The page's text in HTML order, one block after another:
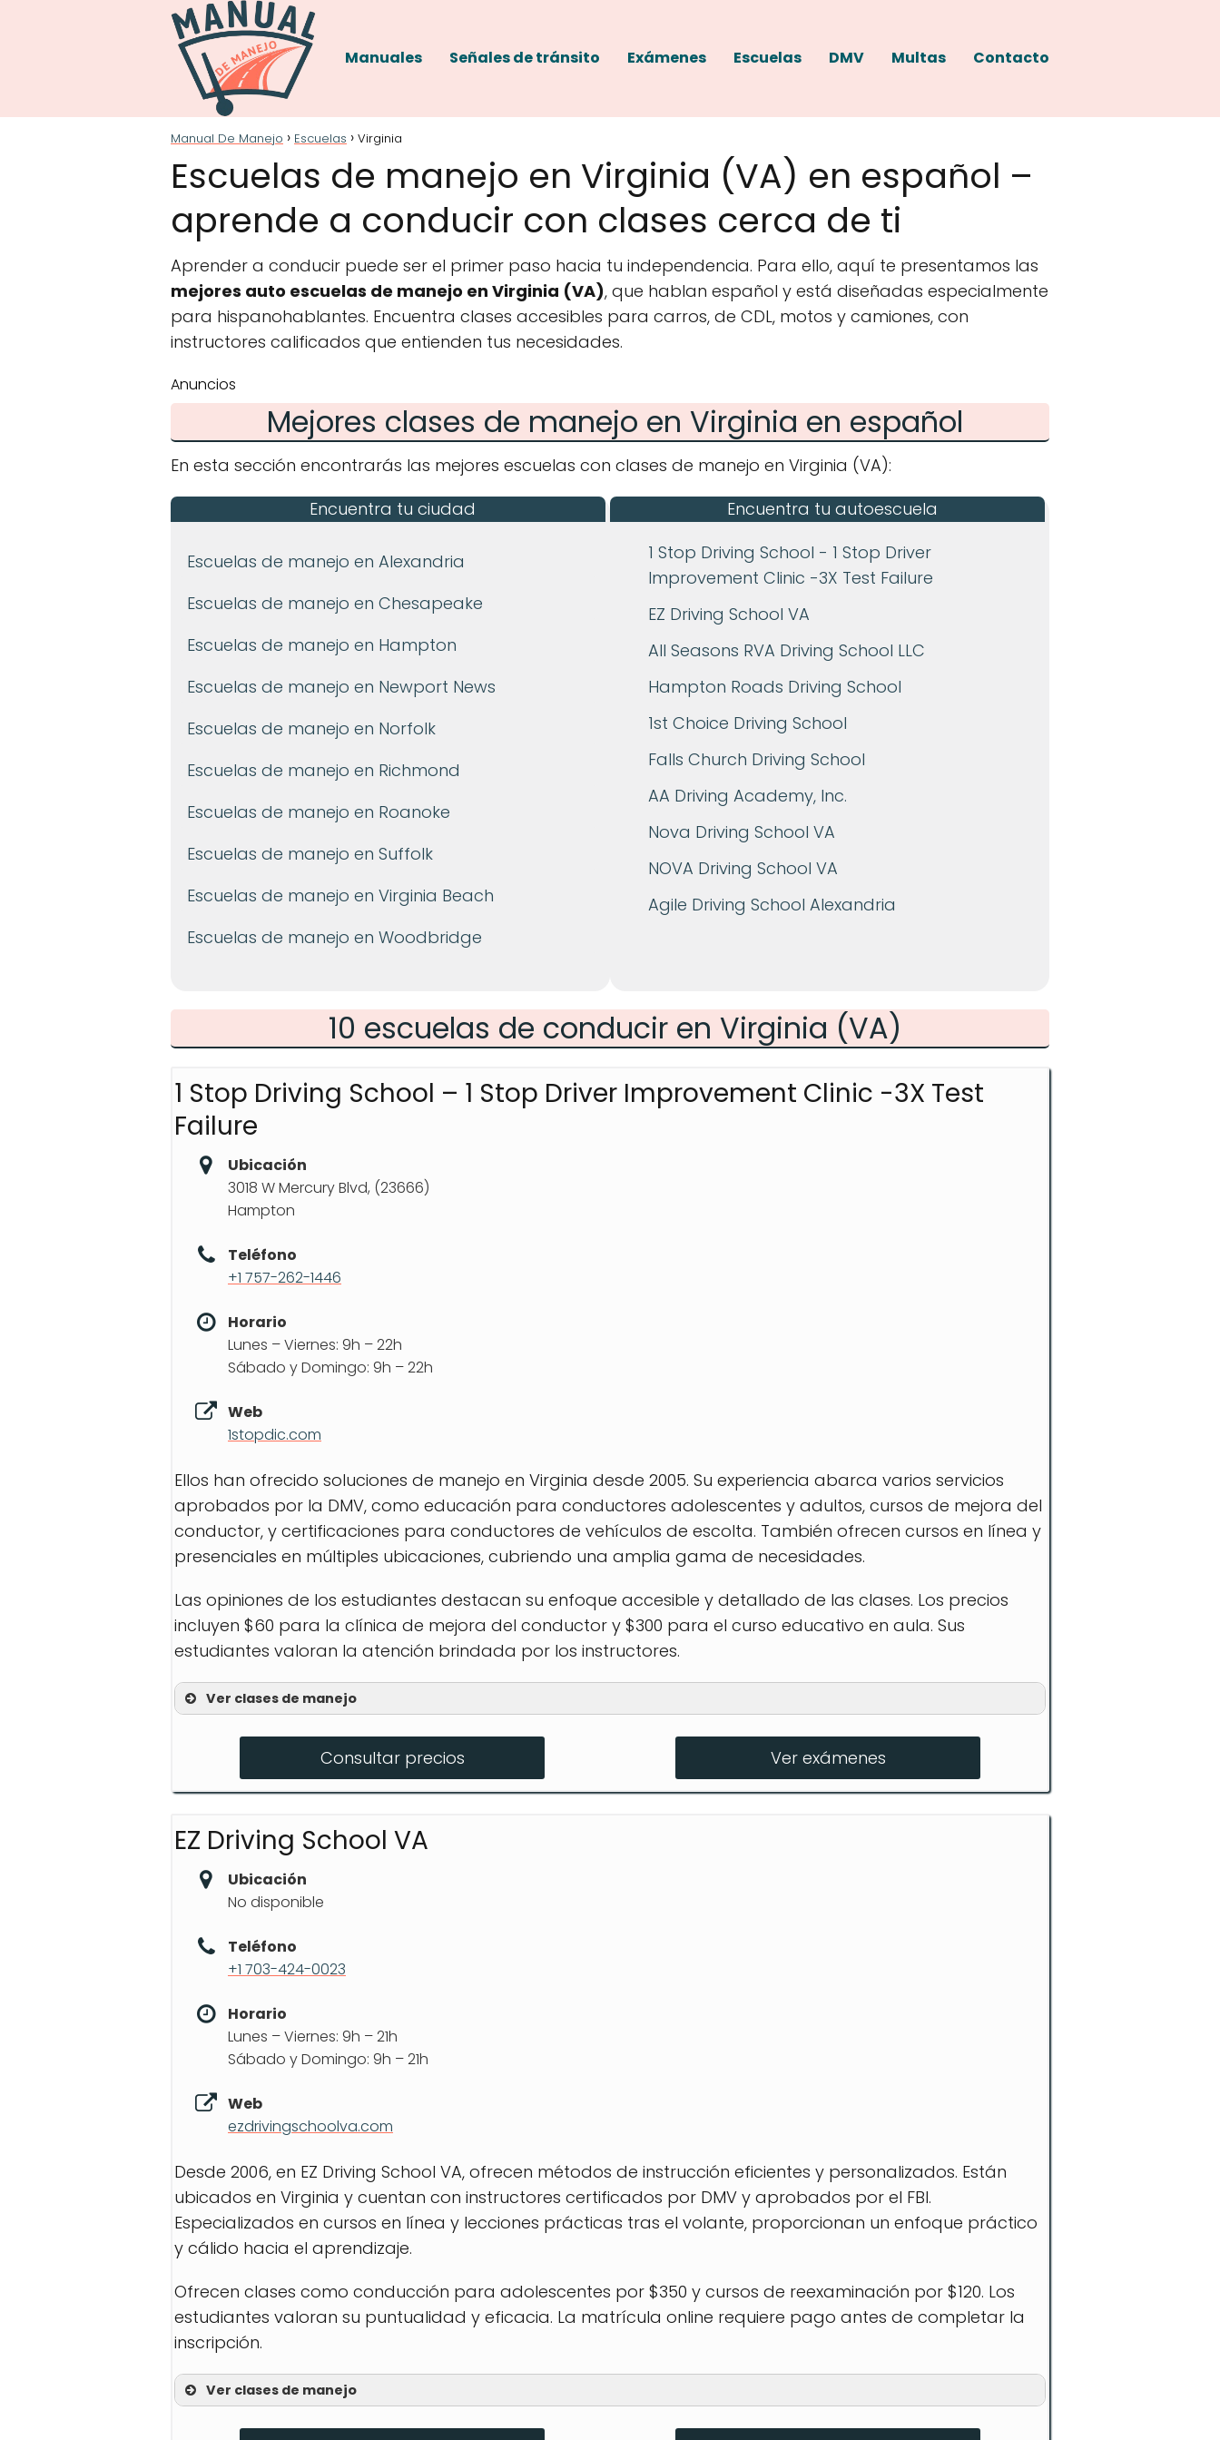
Manuales Señales de tránsito Exámenes Escuelas DMV Multas Contacto
Manual De Manejo Escuelas Virginia
Escuelas de manejo en Virginia (VA) en español –
aprende a conducir con clases cerca de ti
Aprender a conducir puede ser el primer paso hacia tu independencia. Para ello, aquí te presentamos las
mejores auto escuelas de manejo en Virginia (VA), que hablan español y está diseñadas especialmente
para hispanohablantes. Encuentra clases accesibles para carros, de CDL, motos y camiones, con
instructores calificados que entienden tus necesidades.
Anuncios
Mejores clases de manejo en Virginia en español
En esta sección encontrarás las mejores escuelas con clases de manejo en Virginia (VA):
Encuentra tu ciudad
Escuelas de manejo en Alexandria
Escuelas de manejo en Chesapeake
Escuelas de manejo en Hampton
Escuelas de manejo en Newport News
Escuelas de manejo en Norfolk
Escuelas de manejo en Richmond
Escuelas de manejo en Roanoke
Escuelas de manejo en Suffolk
Escuelas de manejo en Virginia Beach
Escuelas de manejo en Woodbridge
Encuentra tu autoescuela
1 Stop Driving School - 1 Stop Driver
Improvement Clinic -3X Test Failure
EZ Driving School VA
All Seasons RVA Driving School LLC
Hampton Roads Driving School
1st Choice Driving School
Falls Church Driving School
AA Driving Academy, Inc.
Nova Driving School VA
NOVA Driving School VA
Agile Driving School Alexandria
10 escuelas de conducir en Virginia (VA)
1 Stop Driving School – 1 Stop Driver Improvement Clinic -3X Test
Failure
Ubicación
3018 W Mercury Blvd, (23666)
Hampton
Teléfono
+1 757-262-1446
Horario
Lunes – Viernes: 9h – 22h
Sábado y Domingo: 9h – 22h
Web
1stopdic.com
Ellos han ofrecido soluciones de manejo en Virginia desde 2005. Su experiencia abarca varios servicios
aprobados por la DMV, como educación para conductores adolescentes y adultos, cursos de mejora del
conductor, y certificaciones para conductores de vehículos de escolta. También ofrecen cursos en línea y
presenciales en múltiples ubicaciones, cubriendo una amplia gama de necesidades.
Las opiniones de los estudiantes destacan su enfoque accesible y detallado de las clases. Los precios
incluyen $60 para la clínica de mejora del conductor y $300 para el curso educativo en aula. Sus
estudiantes valoran la atención brindada por los instructores.
Ver clases de manejo
Educación Vial para Adolescentes y Adultos
Certificación de Conductor de Vehículo de Escolta
Consultar precios Ver exámenes
EZ Driving School VA
Ubicación
No disponible
Teléfono
+1 703-424-0023
Horario
Lunes – Viernes: 9h – 21h
Sábado y Domingo: 9h – 21h
Web
ezdrivingschoolva.com
Desde 2006, en EZ Driving School VA, ofrecen métodos de instrucción eficientes y personalizados. Están
ubicados en Virginia y cuentan con instructores certificados por DMV y aprobados por el FBI.
Especializados en cursos en línea y lecciones prácticas tras el volante, proporcionan un enfoque práctico
y cálido hacia el aprendizaje.
Ofrecen clases como conducción para adolescentes por $350 y cursos de reexaminación por $120. Los
estudiantes valoran su puntualidad y eficacia. La matrícula online requiere pago antes de completar la
inscripción.
Ver clases de manejo